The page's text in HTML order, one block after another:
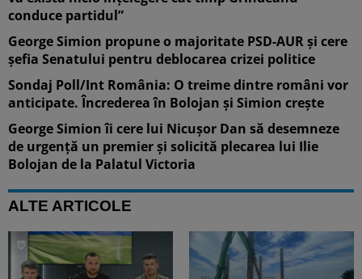
conduce partidul”
George Simion propune o majoritate PSD-AUR și cere
șefia Senatului pentru deblocarea crizei politice
Sondaj Poll/Int România: O treime dintre români vor
anticipate. Încrederea în Bolojan și Simion crește
George Simion îi cere lui Nicușor Dan să desemneze
de urgență un premier și solicită plecarea lui Ilie
Bolojan de la Palatul Victoria
ALTE ARTICOLE